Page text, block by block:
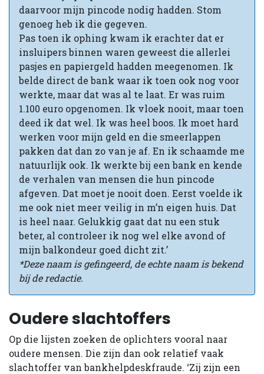
daarvoor mijn pincode nodig hadden. Stom
genoeg heb ik die gegeven.
Pas toen ik ophing kwam ik erachter dat er
insluipers binnen waren geweest die allerlei
pasjes en papiergeld hadden meegenomen. Ik
belde direct de bank waar ik toen ook nog voor
werkte, maar dat was al te laat. Er was ruim
1.100 euro opgenomen. Ik vloek nooit, maar toen
deed ik dat wel. Ik was heel boos. Ik moet hard
werken voor mijn geld en die smeerlappen
pakken dat dan zo van je af. En ik schaamde me
natuurlijk ook. Ik werkte bij een bank en kende
de verhalen van mensen die hun pincode
afgeven. Dat moet je nooit doen. Eerst voelde ik
me ook niet meer veilig in m’n eigen huis. Dat
is heel naar. Gelukkig gaat dat nu een stuk
beter, al controleer ik nog wel elke avond of
mijn balkondeur goed dicht zit.’
*Deze naam is gefingeerd, de echte naam is bekend
bij de redactie.
Oudere slachtoffers
Op die lijsten zoeken de oplichters vooral naar
oudere mensen. Die zijn dan ook relatief vaak
slachtoffer van bankhelpdeskfraude. ‘Zij zijn een